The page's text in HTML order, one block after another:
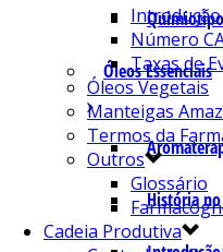
Óleos Essenciais
História
Introdução
Número
Taxas de
Óleos Vegetais
Manteigas
Termos da
Outros
Glossário
Cadeia Produtiva